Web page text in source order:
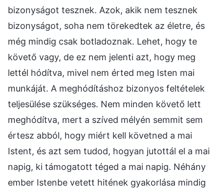
bizonyságot tesznek. Azok, akik nem tesznek
bizonyságot, soha nem törekedtek az életre, és
még mindig csak botladoznak. Lehet, hogy te
követő vagy, de ez nem jelenti azt, hogy meg
lettél hódítva, mivel nem érted meg Isten mai
munkáját. A meghódításhoz bizonyos feltételek
teljesülése szükséges. Nem minden követő lett
meghódítva, mert a szíved mélyén semmit sem
értesz abból, hogy miért kell követned a mai
Istent, és azt sem tudod, hogyan jutottál el a mai
napig, ki támogatott téged a mai napig. Néhány
ember Istenbe vetett hitének gyakorlása mindig